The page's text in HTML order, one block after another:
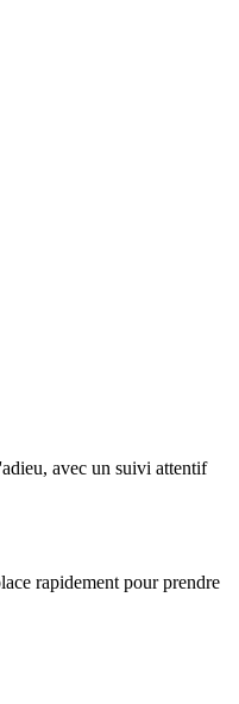
avec un suivi attentif
rapidement pour prendre